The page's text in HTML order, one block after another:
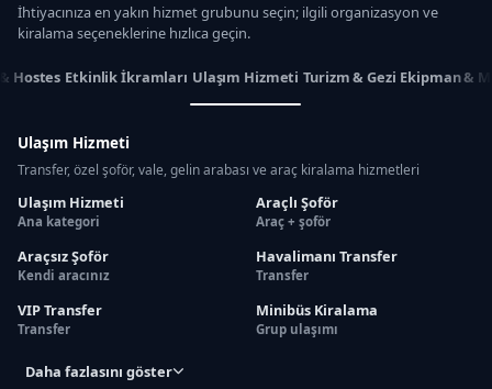
İhtiyacınıza en yakın hizmet grubunu seçin; ilgili organizasyon ve
kiralama seçeneklerine hızlıca geçin.
Hostes Etkinlik İkramları Ulaşım Hizmeti Turizm & Gezi Ekipman &
Ulaşım Hizmeti
Transfer, özel şoför, vale, gelin arabası ve araç kiralama hizmetleri
Ulaşım Hizmeti
Ana kategori
Araçlı Şoför
Araç + şoför
Araçsız Şoför
Kendi aracınız
Havalimanı Transfer
Transfer
VIP Transfer
Transfer
Minibüs Kiralama
Grup ulaşımı
Daha fazlasını göster